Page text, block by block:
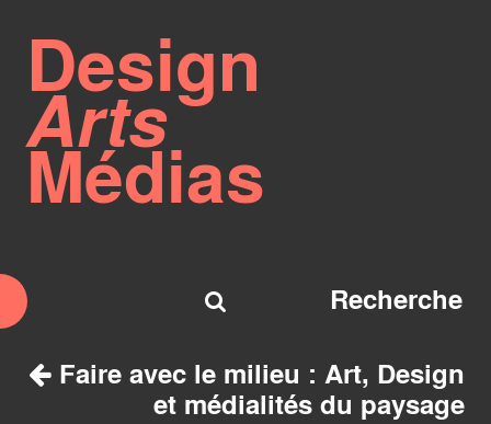
Design
Arts
Médias
Faire avec le milieu : Art, Design
et médialités du paysage